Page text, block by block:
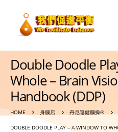
Double Doodle
Whole – Brain
Handbook (DDP)
HOME 身腦店 丹尼遜健腦操®
DOUBLE DOODLE PLAY – A WINDOW TO